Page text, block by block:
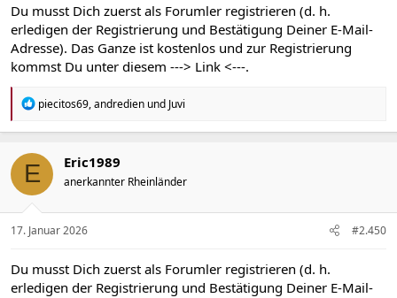
Du musst Dich zuerst als Forumler registrieren (d. h.
erledigen der Registrierung und Bestätigung Deiner E-Mail-
Adresse). Das Ganze ist kostenlos und zur Registrierung
kommst Du unter diesem ---> Link <---.
R
a
t
i
o
e
n
piecitos69,andredien und Juvi
E Eric1989
anerkannter Rheinländer
17. Januar 2026 #2.450
Du musst Dich zuerst als Forumler registrieren (d. h.
erledigen der Registrierung und Bestätigung Deiner E-Mail-